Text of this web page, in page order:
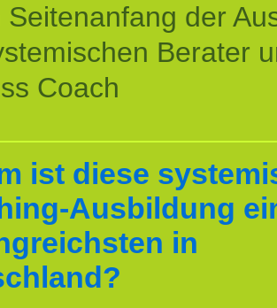
Seitenanfang der
Berater
Coach
ist diese
Ausbildung
in